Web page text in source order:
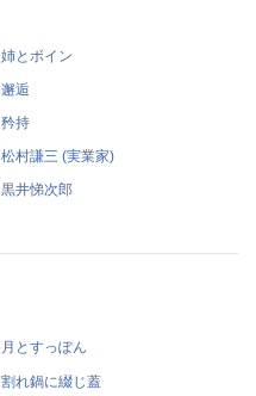
姉とボイン
邂逅
矜持
松村謙三 (実業家)
黒井悌次郎
月とすっぽん
割れ鍋に綴じ蓋